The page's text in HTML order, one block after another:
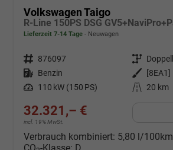
Volkswagen Taigo
Lieferzeit 7-14 Tage Neuwagen
Fahrzeugnr. 876097 Getriebe
Kraftstoff Benzin Außenfarbe
Leistung 110 kW (150 PS) Kilometerstand 20 km
32.321,– €
incl. 19% MwSt.
Verbrauch kombiniert: 5,80 l/100km